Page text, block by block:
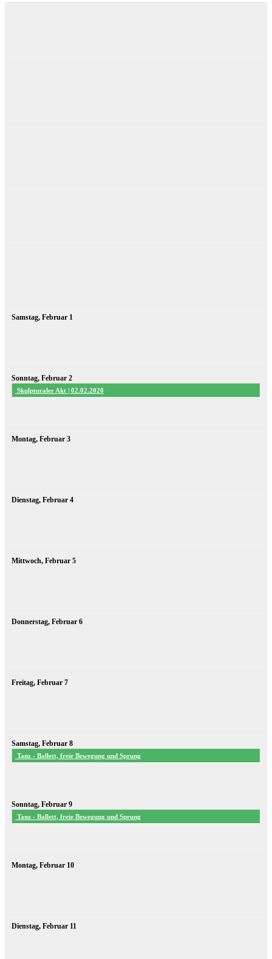
Samstag, Februar 1
Sonntag, Februar 2
Skulpturaler Akt | 02.02.2020
Montag, Februar 3
Dienstag, Februar 4
Mittwoch, Februar 5
Donnerstag, Februar 6
Freitag, Februar 7
Samstag, Februar 8
Tanz - Ballett, freie Bewegung und Sprung
Sonntag, Februar 9
Tanz - Ballett, freie Bewegung und Sprung
Montag, Februar 10
Dienstag, Februar 11